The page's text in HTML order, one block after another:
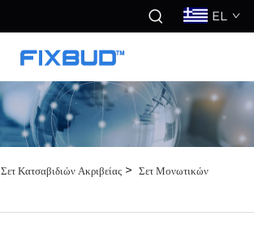
EL
Σετ Κατσαβιδιών Ακριβείας > Σετ Μονωτικών